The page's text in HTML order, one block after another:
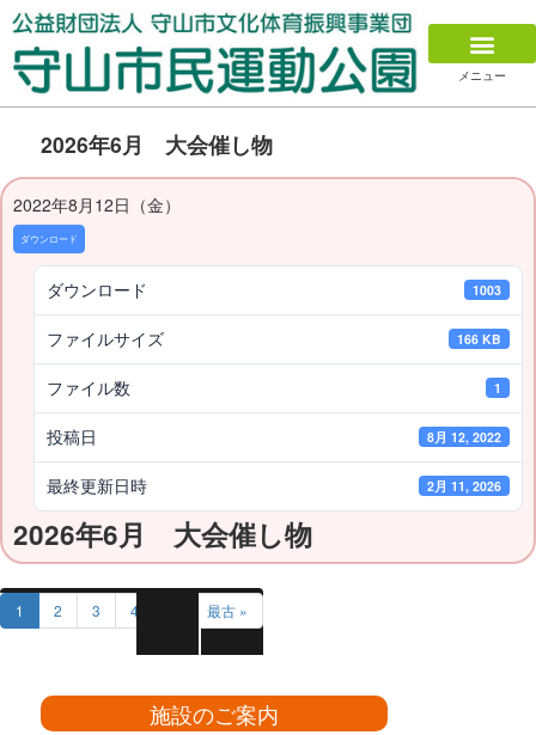
メニュー
2026年6月 大会催し物
2022年8月12日（金）
ダウンロード
ダウンロード 1003
ファイルサイズ 166 KB
ファイル数 1
投稿日 8月 12, 2022
最終更新日時 2月 11, 2026
2026年6月 大会催し物
1 2 3 4 最古 »
施設のご案内